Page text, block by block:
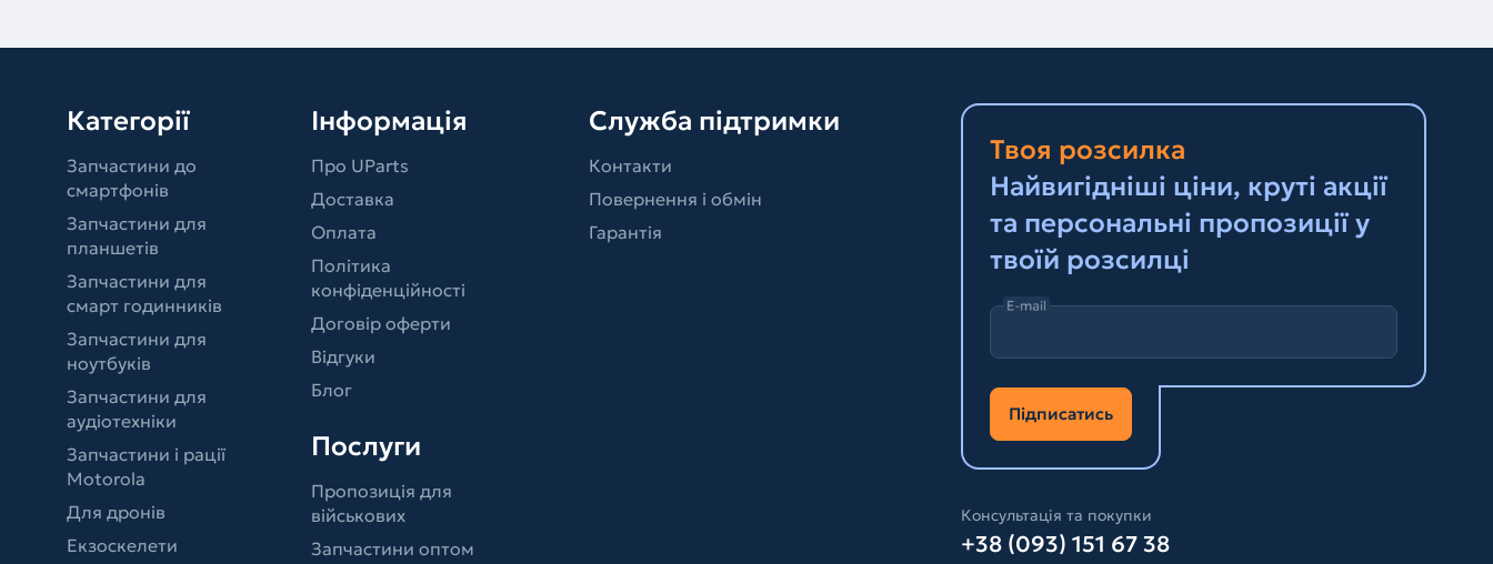
Категорії
Запчастини до
смартфонів
Запчастини для
планшетів
Запчастини для
смарт годинників
Запчастини для
ноутбуків
Запчастини для
аудіотехніки
Запчастини і рації
Motorola
Для дронів
Екзоскелети
Інформація
Про UParts
Доставка
Оплата
Політика
конфіденційності
Договір оферти
Відгуки
Блог
Послуги
Пропозиція для
військових
Запчастини оптом
Служба підтримки
Контакти
Повернення і обмін
Гарантія
Твоя розсилка
Найвигідніші ціни, круті акції
та персональні пропозиції у
твоїй розсилці
E-mail
Підписатись
Консультація та покупки
+38 (093) 151 67 38